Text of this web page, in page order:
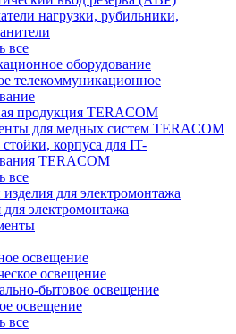
нагрузки, рубильники,
все
оборудование
телекоммуникационное
продукция TERACOM
для медных систем TERACOM
корпуса для IT-
TERACOM
все
для электромонтажа
электромонтажа
освещение
освещение
бытовое освещение
освещение
все